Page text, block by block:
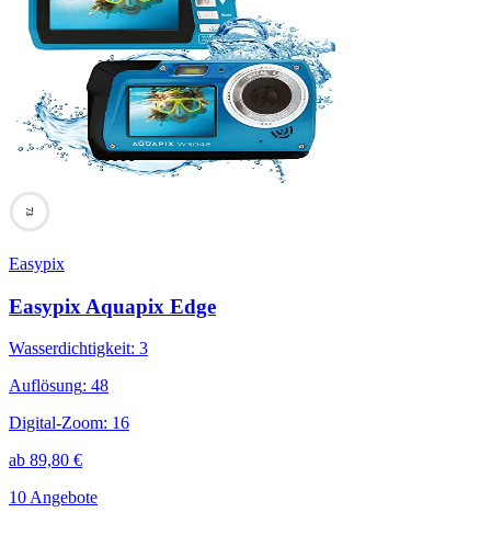
73
Easypix
Easypix Aquapix Edge
Wasserdichtigkeit: 3
Auflösung: 48
Digital-Zoom: 16
ab 89,80 €
10 Angebote